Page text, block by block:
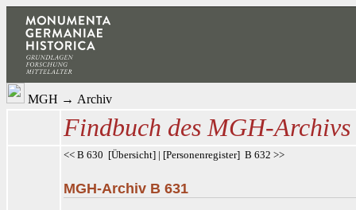
MGH → Archiv
Findbuch des MGH-Archivs
<< B 630 [Übersicht] | [Personenregister] B 632 >>
MGH-Archiv B 631